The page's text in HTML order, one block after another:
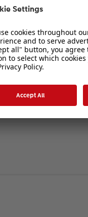
verbergen
Die Registrierung
Sie bitte unsere